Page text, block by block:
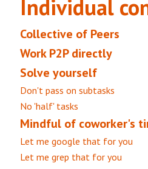
Individual
Collective of Peers
Work P2P directly
Solve yourself
Don't pass on subtasks
No 'half' tasks
Mindful of coworker's
Let me google that for you
Let me grep that for you